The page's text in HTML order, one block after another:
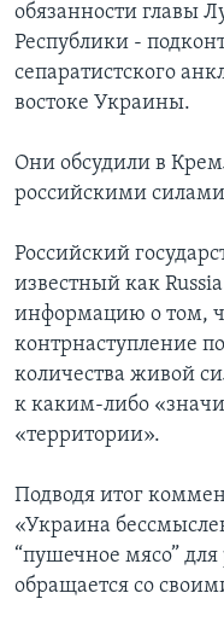
обязанности главы
Республики -
сепаратистского
востоке Украины.
Они обсудили в
российскими
Российский
известный как
информацию о том,
контрнаступление
количества живой
к каким-либо
«территории».
Подводя итог
«Украина
“пушечное мясо”
обращается со